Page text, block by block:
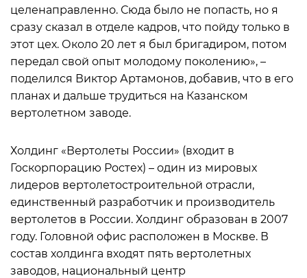
целенаправленно. Сюда было не попасть, но я
сразу сказал в отделе кадров, что пойду только в
этот цех. Около 20 лет я был бригадиром, потом
передал свой опыт молодому поколению», –
поделился Виктор Артамонов, добавив, что в его
планах и дальше трудиться на Казанском
вертолетном заводе.
Холдинг «Вертолеты России» (входит в
Госкорпорацию Ростех) – один из мировых
лидеров вертолетостроительной отрасли,
единственный разработчик и производитель
вертолетов в России. Холдинг образован в 2007
году. Головной офис расположен в Москве. В
состав холдинга входят пять вертолетных
заводов, национальный центр